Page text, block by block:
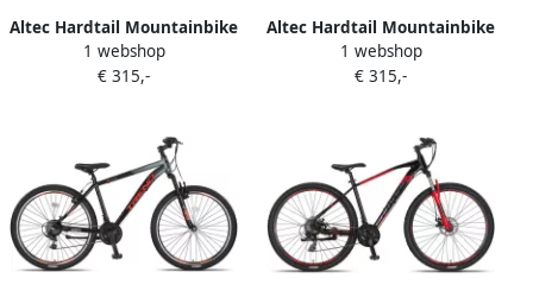
Altec Hardtail Mountainbike
Trend MTB 27.5 Inch 46 cm
Junior 21V V-Brakes Zwart
1 webshop
€ 315,-
Altec Hardtail Mountainbike
Trend MTB 27.5 Inch 46 cm
Junior 21V V-Brakes Zwart
1 webshop
€ 315,-